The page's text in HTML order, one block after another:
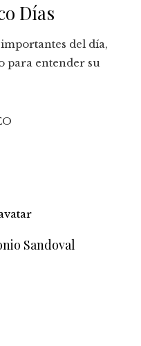
Días
del día,
para entender su
Sandoval